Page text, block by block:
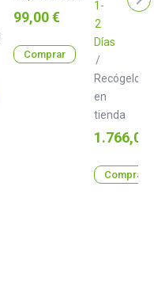
Precio
99,00 €
Comprar
1-
2
Días
/
Recógelo
en
tienda
Precio
1.766,00
Comprar